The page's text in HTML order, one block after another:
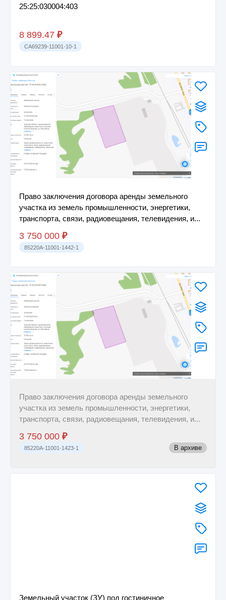
25:25:030004:403
8 899.47 ₽
CA69239-11001-10-1
Право заключения договора аренды земельного
участка из земель промышленности, энергетики,
транспорта, связи, радиовещания, телевидения, и...
3 750 000 ₽
85220A-11001-1442-1
Право заключения договора аренды земельного
участка из земель промышленности, энергетики,
транспорта, связи, радиовещания, телевидения, и...
3 750 000 ₽
85220A-11001-1423-1 В архиве
Земельный участок (ЗУ) под гостиничное